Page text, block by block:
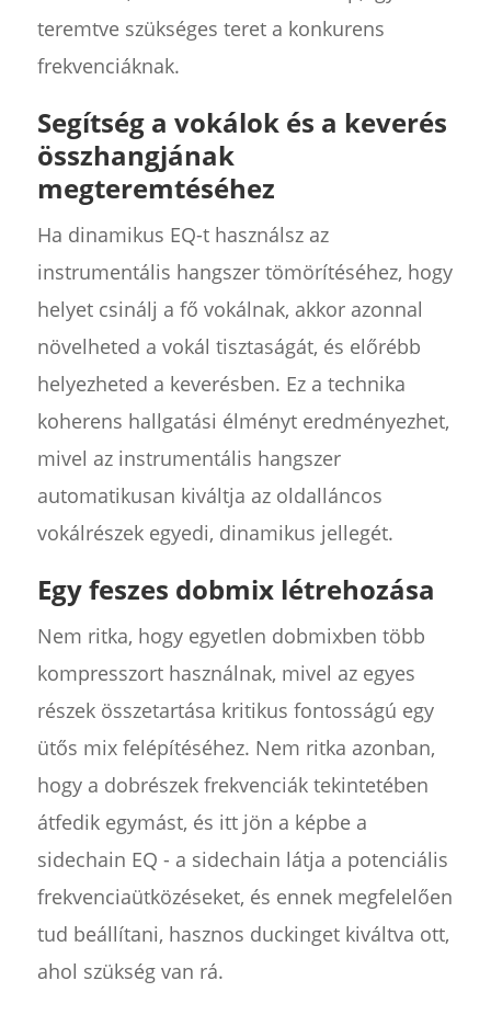
teremtve szükséges teret a konkurens
frekvenciáknak.
Segítség a vokálok és a keverés
összhangjának
megteremtéséhez
Ha dinamikus EQ-t használsz az
instrumentális hangszer tömörítéséhez, hogy
helyet csinálj a fő vokálnak, akkor azonnal
növelheted a vokál tisztaságát, és előrébb
helyezheted a keverésben. Ez a technika
koherens hallgatási élményt eredményezhet,
mivel az instrumentális hangszer
automatikusan kiváltja az oldalláncos
vokálrészek egyedi, dinamikus jellegét.
Egy feszes dobmix létrehozása
Nem ritka, hogy egyetlen dobmixben több
kompresszort használnak, mivel az egyes
részek összetartása kritikus fontosságú egy
ütős mix felépítéséhez. Nem ritka azonban,
hogy a dobrészek frekvenciák tekintetében
átfedik egymást, és itt jön a képbe a
sidechain EQ - a sidechain látja a potenciális
frekvenciaütközéseket, és ennek megfelelően
tud beállítani, hasznos duckinget kiváltva ott,
ahol szükség van rá.